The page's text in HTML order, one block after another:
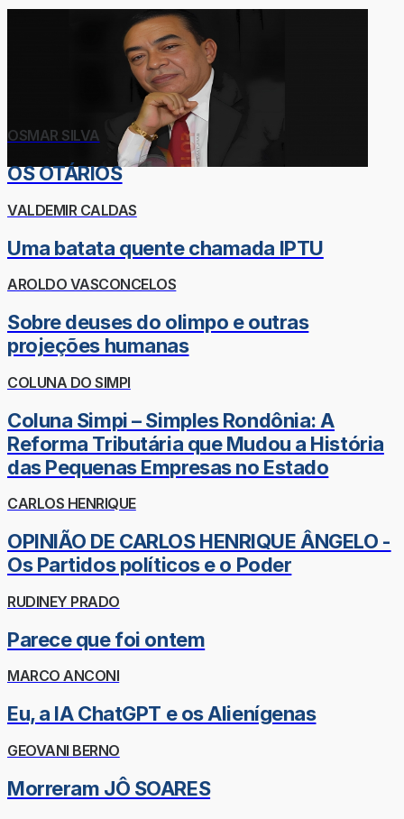
OSMAR SILVA
OS OTÁRIOS
VALDEMIR CALDAS
Uma batata quente chamada IPTU
AROLDO VASCONCELOS
Sobre deuses do olimpo e outras
projeções humanas
COLUNA DO SIMPI
Coluna Simpi – Simples Rondônia: A
Reforma Tributária que Mudou a História
das Pequenas Empresas no Estado
CARLOS HENRIQUE
OPINIÃO DE CARLOS HENRIQUE ÂNGELO -
Os Partidos políticos e o Poder
RUDINEY PRADO
Parece que foi ontem
MARCO ANCONI
Eu, a IA ChatGPT e os Alienígenas
GEOVANI BERNO
Morreram JÔ SOARES